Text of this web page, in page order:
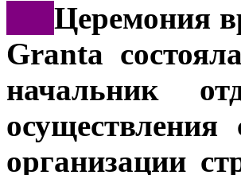
Церемония
Granta
начальник
организации